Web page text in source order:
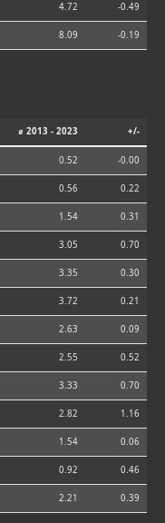
4.72 -0.49
8.09 -0.19
⌀ 2013 - 2023 +/-
0.52 -0.00
0.56 0.22
1.54 0.31
3.05 0.70
3.35 0.30
3.72 0.21
2.63 0.09
2.55 0.52
3.33 0.70
2.82 1.16
1.54 0.06
0.92 0.46
2.21 0.39